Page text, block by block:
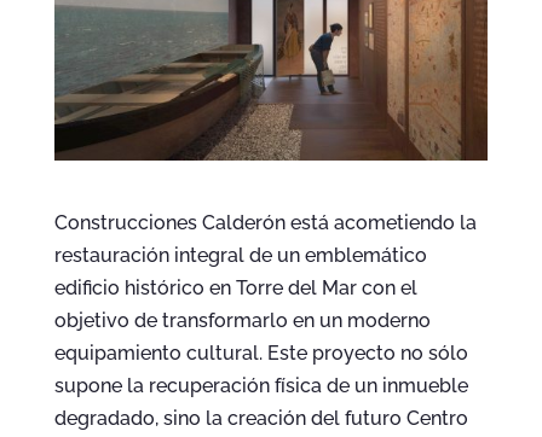
Construcciones Calderón está acometiendo la
restauración integral de un emblemático
edificio histórico en Torre del Mar con el
objetivo de transformarlo en un moderno
equipamiento cultural. Este proyecto no sólo
supone la recuperación física de un inmueble
degradado, sino la creación del futuro Centro